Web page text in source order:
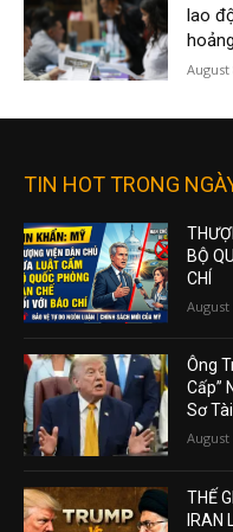
lao
August
TIN HOT TRONG
BỘ
CHÍ
August
Ông
Cấp”
Sơ
August
THẾ
IRAN